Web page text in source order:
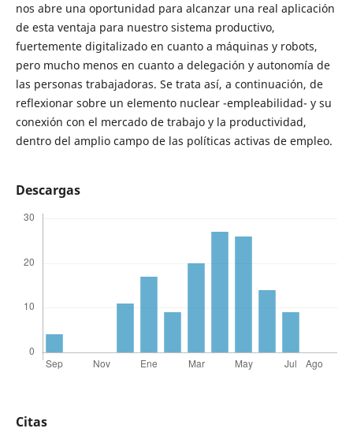
nos abre una oportunidad para alcanzar una real aplicación
de esta ventaja para nuestro sistema productivo,
fuertemente digitalizado en cuanto a máquinas y robots,
pero mucho menos en cuanto a delegación y autonomía de
las personas trabajadoras. Se trata así, a continuación, de
reflexionar sobre un elemento nuclear -empleabilidad- y su
conexión con el mercado de trabajo y la productividad,
dentro del amplio campo de las políticas activas de empleo.
Descargas
Citas